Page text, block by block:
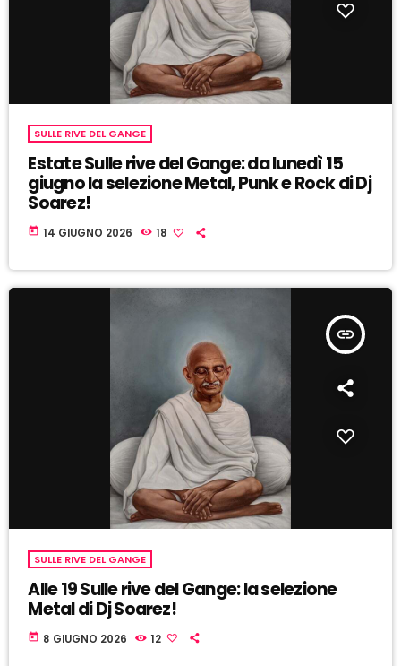
SULLE RIVE DEL GANGE
Estate Sulle rive del Gange: da lunedì 15
giugno la selezione Metal, Punk e Rock di Dj
Soarez!
today 14 GIUGNO 2026 18
insert_link
SULLE RIVE DEL GANGE
Alle 19 Sulle rive del Gange: la selezione
Metal di Dj Soarez!
today 8 GIUGNO 2026 12